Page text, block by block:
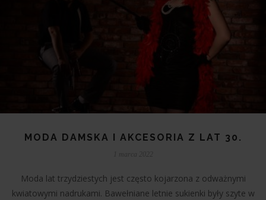
MODA DAMSKA I AKCESORIA Z LAT 30.
Moda lat trzydziestych jest często kojarzona z odważnymi
kwiatowymi nadrukami. Bawełniane letnie sukienki były szyte w